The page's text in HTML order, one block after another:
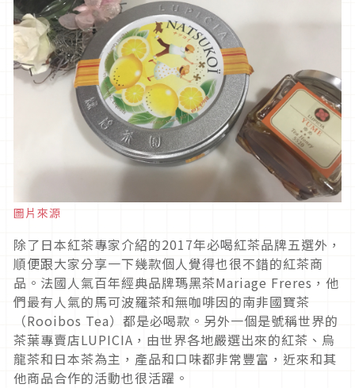
圖片來源
除了日本紅茶專家介紹的2017年必喝紅茶品牌五選外，
順便跟大家分享一下幾款個人覺得也很不錯的紅茶商
品。法國人氣百年經典品牌瑪黑茶Mariage Freres，他
們最有人氣的馬可波羅茶和無咖啡因的南非國寶茶
（Rooibos Tea）都是必喝款。另外一個是號稱世界的
茶葉專賣店LUPICIA，由世界各地嚴選出來的紅茶、烏
龍茶和日本茶為主，產品和口味都非常豐富，近來和其
他商品合作的活動也很活躍。